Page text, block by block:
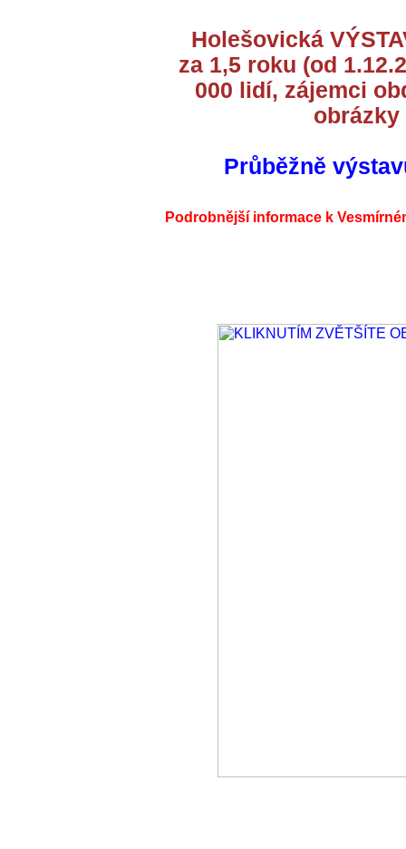
Holešovická
za 1,5 roku (od
000 lidí, zájemci
obrázky
Průběžně
Podrobnější informace k